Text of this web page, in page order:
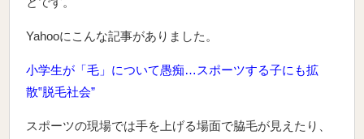
Yahooにこんな記事がありました。
小学生が「毛」について愚痴…スポーツする子にも拡
散‟脱毛社会”
スポーツの現場では手を上げる場面で脇毛が見えたり、